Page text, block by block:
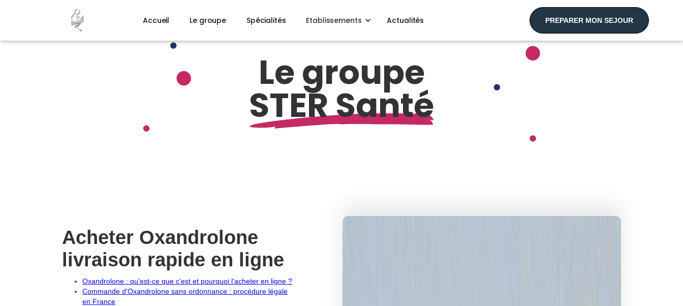
Accueil Le groupe Spécialités Etablissements Actualités PREPARER MON SEJOUR
Le groupe
STER Santé
Acheter Oxandrolone
livraison rapide en ligne
Oxandrolone : qu'est-ce que c'est et pourquoi l'acheter en ligne ?
Commande d'Oxandrolone sans ordonnance : procédure légale
en France